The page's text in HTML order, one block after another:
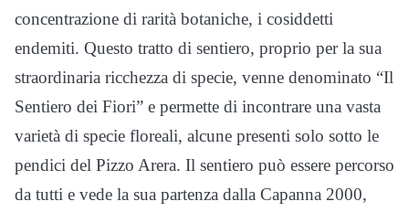
concentrazione di rarità botaniche, i cosiddetti
endemiti. Questo tratto di sentiero, proprio per la sua
straordinaria ricchezza di specie, venne denominato “Il
Sentiero dei Fiori” e permette di incontrare una vasta
varietà di specie floreali, alcune presenti solo sotto le
pendici del Pizzo Arera. Il sentiero può essere percorso
da tutti e vede la sua partenza dalla Capanna 2000,